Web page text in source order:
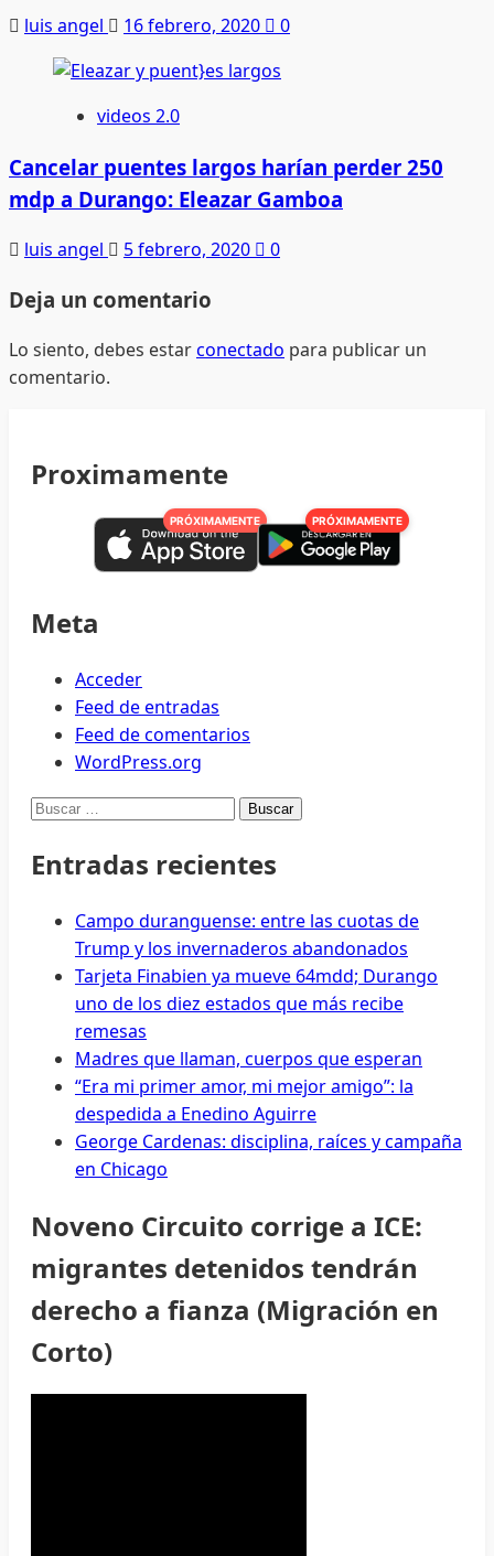
luis angel 16 febrero, 2020 0
videos 2.0
Cancelar puentes largos harían perder 250
mdp a Durango: Eleazar Gamboa
luis angel 5 febrero, 2020 0
Deja un comentario
Lo siento, debes estarconectado para publicar un
comentario.
Proximamente
PRÓXIMAMENTE PRÓXIMAMENTE
Meta
Acceder
Feed de entradas
Feed de comentarios
WordPress.org
Buscar:
Entradas recientes
Campo duranguense: entre las cuotas de
Trump y los invernaderos abandonados
Tarjeta Finabien ya mueve 64mdd; Durango
uno de los diez estados que más recibe
remesas
Madres que llaman, cuerpos que esperan
“Era mi primer amor, mi mejor amigo”: la
despedida a Enedino Aguirre
George Cardenas: disciplina, raíces y campaña
en Chicago
Noveno Circuito corrige a ICE:
migrantes detenidos tendrán
derecho a fianza (Migración en
Corto)